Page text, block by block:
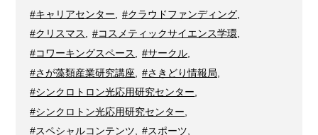
#キャリアセンター
#クラウドファンディング,
#クリスマス
#コスメティックサイエンス学環,
#コワーキングスペース
#サークル,
#さが藻類産業研究講座
#さきどり情報局
#シンクロトロン光応用研究センター
#シンクロトン光応用研究センター
#スペシャルコンテンツ
#スポーツ